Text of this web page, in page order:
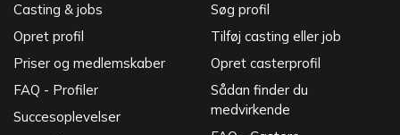
Casting & jobs
Opret profil
Priser og medlemskaber
FAQ - Profiler
Succesoplevelser
Søg profil
Tilføj casting eller job
Opret casterprofil
Sådan finder du
medvirkende